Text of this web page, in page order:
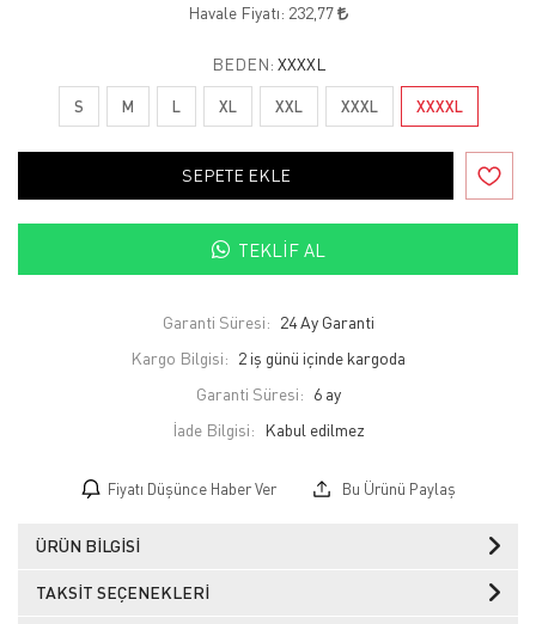
Havale Fiyatı: 232,77
BEDEN: XXXXL
S M L XL XXL XXXL XXXXL
SEPETE EKLE
TEKLIF AL
Garanti Süresi: 24 Ay Garanti
Kargo Bilgisi: 2 iş günü içinde kargoda
Garanti Süresi: 6 ay
İade Bilgisi:
Fiyatı Düşünce Haber Ver Bu Ürünü Paylaş
ÜRÜN BILGISI
TAKSIT SEÇENEKLERI